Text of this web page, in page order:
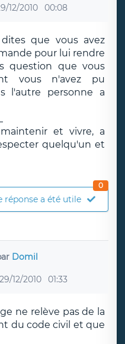
12/2010 00:08
que vous avez
pour lui rendre
question que vous
vous n'avez pu
l'autre personne a
et vivre, a
quelqu'un et
réponse a été utile
0
Domil
29/12/2010 01:33
ne relève pas de la
du code civil et que